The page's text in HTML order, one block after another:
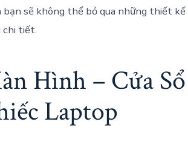
bạn sẽ không thể bỏ qua những thiết
chi tiết.
Hình – Cửa
Laptop